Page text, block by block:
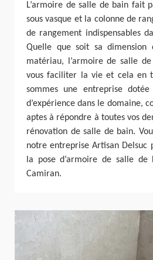
L’armoire de salle de bain fait
sous vasque et la colonne de
de rangement indispensables
Quelle que soit sa
matériau, l’armoire de salle
vous faciliter la vie et cela en
sommes une entreprise
d’expérience dans le domaine,
aptes à répondre à toutes vos
rénovation de salle de bain.
notre entreprise Artisan Delsuc
la pose d’armoire de salle
Camiran.